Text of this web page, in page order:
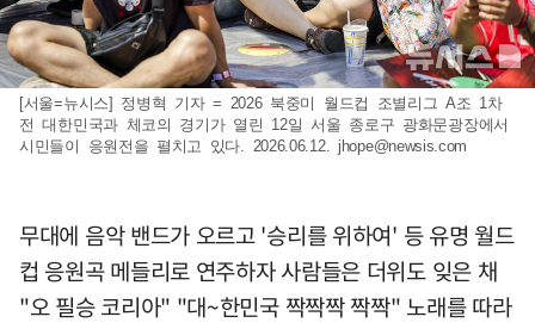
[서울=뉴시스] 정병혁 기자 = 2026 북중미 월드컵 조별리그 A조 1차
전 대한민국과 체코의 경기가 열린 12일 서울 종로구 광화문광장에서
시민들이 응원전을 펼치고 있다. 2026.06.12. jhope@newsis.com
무대에 음악 밴드가 오르고 '승리를 위하여' 등 유명 월드
컵 응원곡 메들리로 연주하자 사람들은 더위도 잊은 채
"오 필승 코리아" "대~한민국 짝짝짝 짝짝" 노래를 따라